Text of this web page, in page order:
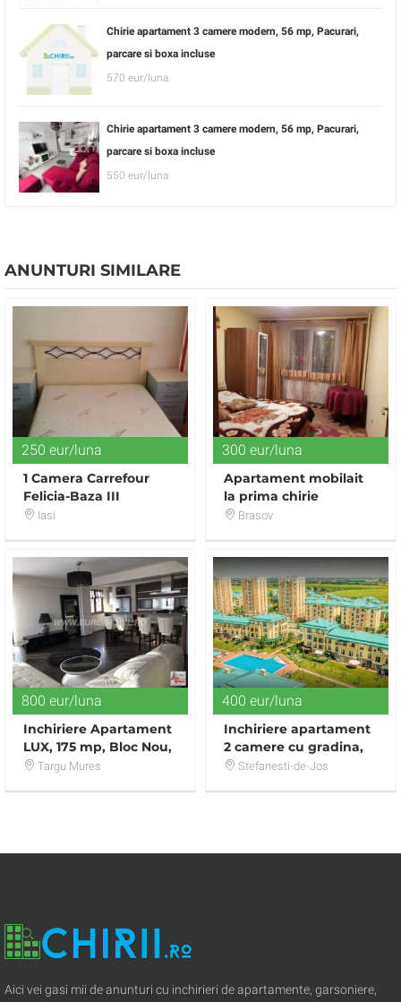
Chirie apartament 3 camere modern, 56 mp, Pacurari,
parcare si boxa incluse
570 eur/luna
Chirie apartament 3 camere modern, 56 mp, Pacurari,
parcare si boxa incluse
550 eur/luna
ANUNTURI SIMILARE
250 eur/luna
1 Camera Carrefour
Felicia-Baza III
Iasi
300 eur/luna
Apartament mobilait
la prima chirie
Brasov
800 eur/luna
Inchiriere Apartament
LUX, 175 mp, Bloc Nou,
mobilat, utilat
Targu Mures
400 eur/luna
Inchiriere apartament
2 camere cu gradina,
terasa si piscina
Stefanesti-de-Jos
Aici vei gasi mii de anunturi cu inchirieri de apartamente, garsoniere,